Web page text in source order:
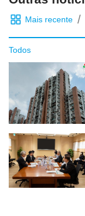
Mais recente /
Todos